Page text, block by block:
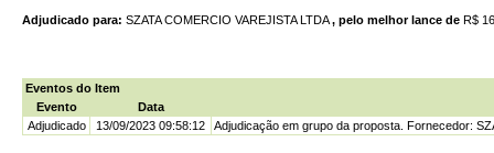
Adjudicado para: SZATA COMERCIO VAREJISTA LTDA, pelo melhor lance de R$
Eventos do Item
Evento
Data
Adjudicado
13/09/2023 09:58:12 Adjudicação em grupo da proposta. Fornecedor: